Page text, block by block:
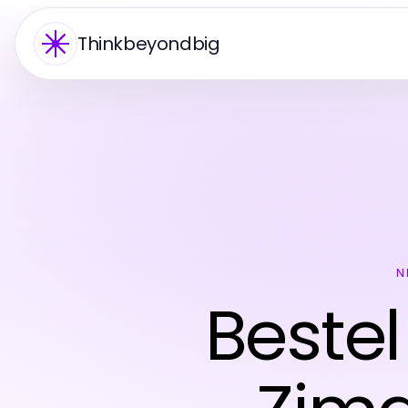
Thinkbeyondbig